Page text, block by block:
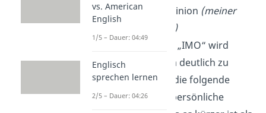
IMO: In My Opinion (meiner
Meinung nach)
Das Initialwort „IMO“ wird
verwendet, um deutlich zu
machen, dass die folgende
Aussage eine persönliche
vs. American
English
1/5 – Dauer: 04:49
Englisch
sprechen lernen
2/5 – Dauer: 04:26